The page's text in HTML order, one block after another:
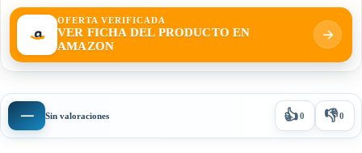
OFERTA VERIFICADA
VER FICHA DEL PRODUCTO EN
AMAZON
— Sin valoraciones 👍0 👎0